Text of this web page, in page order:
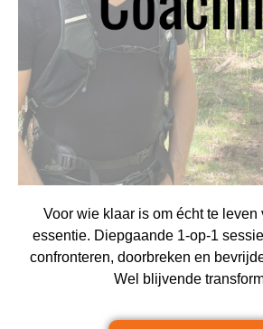
Voor wie klaar is om écht te
essentie. Diepgaande 1-op-1
confronteren, doorbreken en
Wel blijvende